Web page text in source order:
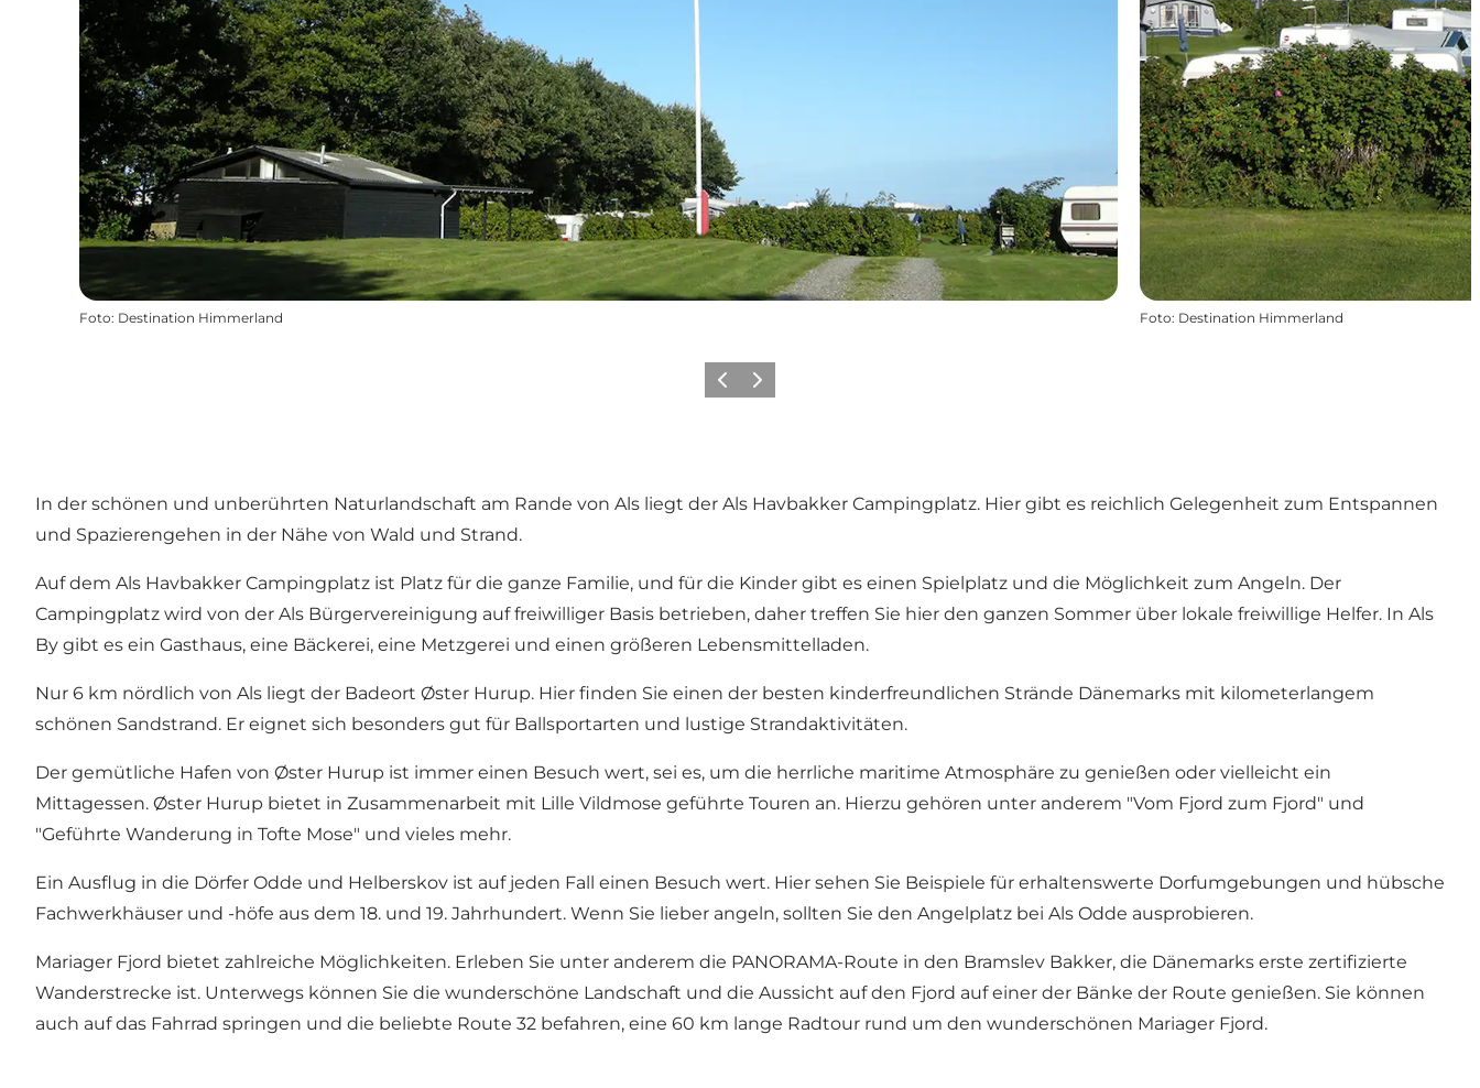
Foto: Destination Himmerland Foto: Destination Himmerland
Vorherige Folie
Nächste Folie
In der schönen und unberührten Naturlandschaft am Rande von Als liegt der Als Havbakker Campingplatz. Hier gibt es reichlich Gelegenheit zum Entspannen
und Spazierengehen in der Nähe von Wald und Strand.
Auf dem Als Havbakker Campingplatz ist Platz für die ganze Familie, und für die Kinder gibt es einen Spielplatz und die Möglichkeit zum Angeln. Der
Campingplatz wird von der Als Bürgervereinigung auf freiwilliger Basis betrieben, daher treffen Sie hier den ganzen Sommer über lokale freiwillige Helfer. In Als
By gibt es ein Gasthaus, eine Bäckerei, eine Metzgerei und einen größeren Lebensmittelladen.
Nur 6 km nördlich von Als liegt der Badeort Øster Hurup. Hier finden Sie einen der besten kinderfreundlichen Strände Dänemarks mit kilometerlangem
schönen Sandstrand. Er eignet sich besonders gut für Ballsportarten und lustige Strandaktivitäten.
Der gemütliche Hafen von Øster Hurup ist immer einen Besuch wert, sei es, um die herrliche maritime Atmosphäre zu genießen oder vielleicht ein
Mittagessen. Øster Hurup bietet in Zusammenarbeit mit Lille Vildmose geführte Touren an. Hierzu gehören unter anderem "Vom Fjord zum Fjord" und
"Geführte Wanderung in Tofte Mose" und vieles mehr.
Ein Ausflug in die Dörfer Odde und Helberskov ist auf jeden Fall einen Besuch wert. Hier sehen Sie Beispiele für erhaltenswerte Dorfumgebungen und hübsche
Fachwerkhäuser und -höfe aus dem 18. und 19. Jahrhundert. Wenn Sie lieber angeln, sollten Sie den Angelplatz bei Als Odde ausprobieren.
Mariager Fjord bietet zahlreiche Möglichkeiten. Erleben Sie unter anderem die PANORAMA-Route in den Bramslev Bakker, die Dänemarks erste zertifizierte
Wanderstrecke ist. Unterwegs können Sie die wunderschöne Landschaft und die Aussicht auf den Fjord auf einer der Bänke der Route genießen. Sie können
auch auf das Fahrrad springen und die beliebte Route 32 befahren, eine 60 km lange Radtour rund um den wunderschönen Mariager Fjord.